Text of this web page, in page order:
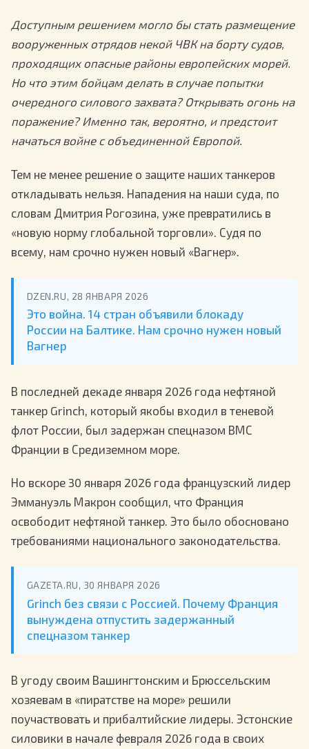
Доступным решением могло бы стать размещение
вооруженных отрядов некой ЧВК на борту судов,
проходящих опасные районы европейских морей.
Но что этим бойцам делать в случае попытки
очередного силового захвата? Открывать огонь на
поражение? Именно так, вероятно, и предстоит
начаться войне с объединенной Европой.
Тем не менее решение о защите наших танкеров
откладывать нельзя. Нападения на наши суда, по
словам Дмитрия Рогозина, уже превратились в
«новую норму глобальной торговли». Судя по
всему, нам срочно нужен новый «Вагнер».
DZEN.RU, 28 ЯНВАРЯ 2026
Это война. 14 стран объявили блокаду
России на Балтике. Нам срочно нужен новый
Вагнер
В последней декаде января 2026 года нефтяной
танкер Grinch, который якобы входил в теневой
флот России, был задержан спецназом ВМС
Франции в Средиземном море.
Но вскоре 30 января 2026 года французский лидер
Эммануэль Макрон сообщил, что Франция
освободит нефтяной танкер. Это было обосновано
требованиями национального законодательства.
GAZETA.RU, 30 ЯНВАРЯ 2026
Grinch без связи с Россией. Почему Франция
вынуждена отпустить задержанный
спецназом танкер
В угоду своим Вашингтонским и Брюссельским
хозяевам в «пиратстве на море» решили
поучаствовать и прибалтийские лидеры. Эстонские
силовики в начале февраля 2026 года в своих